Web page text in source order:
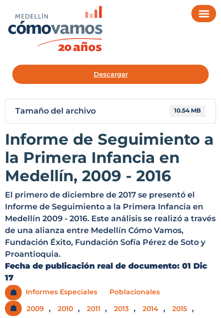
Descargar
Tamaño del archivo 10.54 MB
Informe de Seguimiento a
la Primera Infancia en
Medellín, 2009 - 2016
El primero de diciembre de 2017 se presentó el
Informe de Seguimiento a la Primera Infancia en
Medellín 2009 - 2016. Este análisis se realizó a través
de una alianza entre Medellín Cómo Vamos,
Fundación Éxito, Fundación Sofía Pérez de Soto y
Proantioquia.
Fecha de publicación real de documento: 01 Dic
17
☗
Informes Especiales Poblacionales
☗ 2009 , 2010 , 2011 , 2013 , 2014 , 2015 ,